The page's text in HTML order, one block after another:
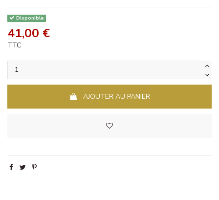
Disponible
41,00 €
TTC
AJOUTER AU PANIER